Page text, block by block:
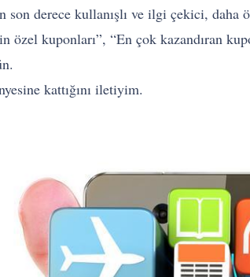
derece kullanışlı ve ilgi çekici,
özel kuponları”, “En çok kazandıran
kattığını iletiyim.